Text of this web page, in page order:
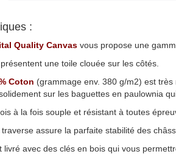
:
Quality Canvas vous propose une
une toile clouée sur les côtés.
Coton (grammage env. 380 g/m2) est
sur les baguettes en paulownia
à la fois souple et résistant à toutes
assure la parfaite stabilité des
livré avec des clés en bois qui vous